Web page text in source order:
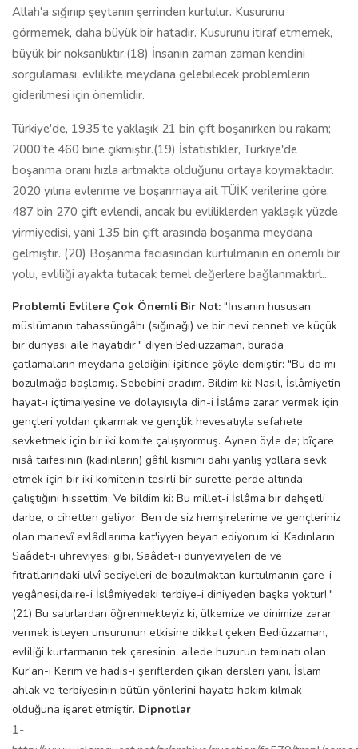
Allah'a sığınıp şeytanın şerrinden kurtulur. Kusurunu
görmemek, daha büyük bir hatadır. Kusurunu itiraf etmemek,
büyük bir noksanlıktır.(18) İnsanın zaman zaman kendini
sorgulaması, evlilikte meydana gelebilecek problemlerin
giderilmesi için önemlidir.
Türkiye'de, 1935'te yaklaşık 21 bin çift boşanırken bu rakam;
2000'te 460 bine çıkmıştır.(19) İstatistikler, Türkiye'de
boşanma oranı hızla artmakta olduğunu ortaya koymaktadır.
2020 yılına evlenme ve boşanmaya ait TÜİK verilerine göre,
487 bin 270 çift evlendi, ancak bu evliliklerden yaklaşık yüzde
yirmiyedisi, yani 135 bin çift arasında boşanma meydana
gelmiştir. (20) Boşanma faciasından kurtulmanın en önemli bir
yolu, evliliği ayakta tutacak temel değerlere bağlanmaktırl...
Problemli Evlilere Çok Önemli Bir Not: "İnsanın hususan
müslümanın tahassüngâhı (sığınağı) ve bir nevi cenneti ve küçük
bir dünyası aile hayatıdır." diyen Bediuzzaman, burada
çatlamaların meydana geldiğini işitince şöyle demiştir: "Bu da mı
bozulmağa başlamış. Sebebini aradım. Bildim ki: Nasıl, İslâmiyetin
hayat-ı içtimaiyesine ve dolayısıyla din-i İslâma zarar vermek için
gençleri yoldan çıkarmak ve gençlik hevesatıyla sefahete
sevketmek için bir iki komite çalışıyormuş. Aynen öyle de; bîçare
nisâ taifesinin (kadınların) gâfil kısmını dahi yanlış yollara sevk
etmek için bir iki komitenin tesirli bir surette perde altında
çalıştığını hissettim. Ve bildim ki: Bu millet-i İslâma bir dehşetli
darbe, o cihetten geliyor. Ben de siz hemşirelerime ve gençleriniz
olan manevî evlâdlarıma kat'iyyen beyan ediyorum ki: Kadınların
Saâdet-i uhreviyesi gibi, Saâdet-i dünyeviyeleri de ve
fıtratlarındaki ulvî seciyeleri de bozulmaktan kurtulmanın çare-i
yegânesi,daire-i İslâmiyedeki terbiye-i diniyeden başka yoktur!."
(21) Bu satırlardan öğrenmekteyiz ki, ülkemize ve dinimize zarar
vermek isteyen unsurunun etkisine dikkat çeken Bediüzzaman,
evliliği kurtarmanın tek çaresinin, ailede huzurun teminatı olan
Kur'an-ı Kerim ve hadis-i şeriflerden çıkan dersleri yani, İslam
ahlak ve terbiyesinin bütün yönlerini hayata hakim kılmak
olduğuna işaret etmiştir. Dipnotlar
1-